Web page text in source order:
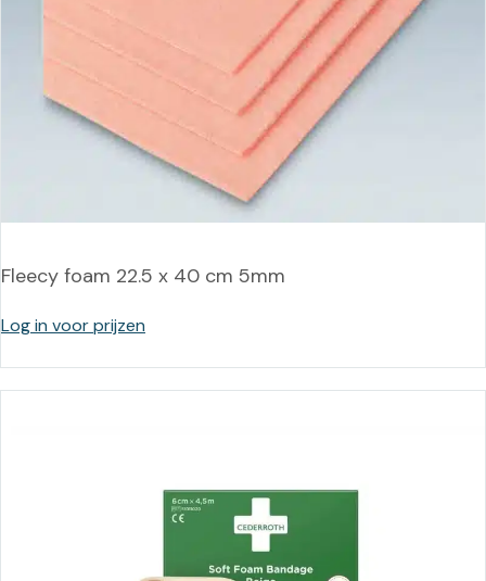
Fleecy foam 22.5 x 40 cm 5mm
Log in voor prijzen